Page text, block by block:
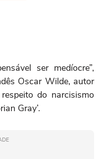
ser medíocre”,
Oscar Wilde, autor
do narcisismo
Gray’.